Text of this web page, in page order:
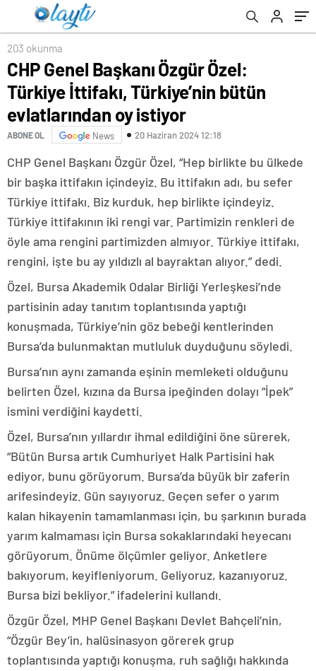
istiyor
203 okunma
CHP Genel Başkanı Özgür Özel:
Türkiye İttifakı, Türkiye’nin bütün
evlatlarından oy istiyor
ABONE OL News 20 Haziran 2024 12:18
CHP Genel Başkanı Özgür Özel, “Hep birlikte bu ülkede
bir başka ittifakın içindeyiz. Bu ittifakın adı, bu sefer
Türkiye ittifakı. Biz kurduk, hep birlikte içindeyiz.
Türkiye ittifakının iki rengi var. Partimizin renkleri de
öyle ama rengini partimizden almıyor. Türkiye ittifakı,
rengini, işte bu ay yıldızlı al bayraktan alıyor.” dedi.
Özel, Bursa Akademik Odalar Birliği Yerleşkesi’nde
partisinin aday tanıtım toplantısında yaptığı
konuşmada, Türkiye’nin göz bebeği kentlerinden
Bursa’da bulunmaktan mutluluk duyduğunu söyledi.
Bursa’nın aynı zamanda eşinin memleketi olduğunu
belirten Özel, kızına da Bursa ipeğinden dolayı “İpek”
ismini verdiğini kaydetti.
Özel, Bursa’nın yıllardır ihmal edildiğini öne sürerek,
“Bütün Bursa artık Cumhuriyet Halk Partisini hak
ediyor, bunu görüyorum. Bursa’da büyük bir zaferin
arifesindeyiz. Gün sayıyoruz. Geçen sefer o yarım
kalan hikayenin tamamlanması için, bu şarkının burada
yarım kalmaması için Bursa sokaklarındaki heyecanı
görüyorum. Önüme ölçümler geliyor. Anketlere
bakıyorum, keyifleniyorum. Geliyoruz, kazanıyoruz.
Bursa bizi bekliyor.” ifadelerini kullandı.
Özgür Özel, MHP Genel Başkanı Devlet Bahçeli’nin,
“Özgür Bey’in, halüsinasyon görerek grup
toplantısında yaptığı konuşma, ruh sağlığı hakkında